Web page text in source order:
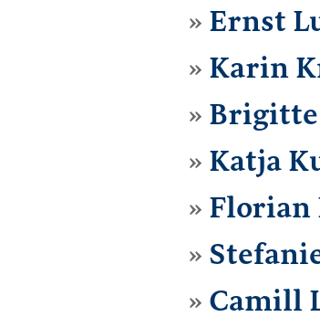
Ernst
Karin
Brigitte
Katja
Florian
Camill